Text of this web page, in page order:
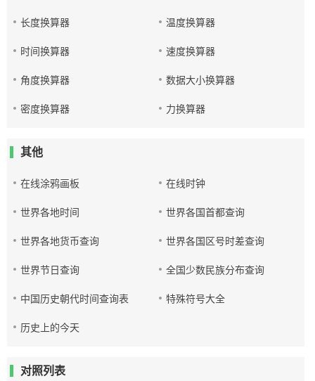
长度换算器 温度换算器
时间换算器 速度换算器
角度换算器 数据大小换算器
密度换算器 力换算器
其他
在线涂鸦画板 在线时钟
世界各地时间 世界各国首都查询
世界各地货币查询 世界各国区号时差查询
世界节日查询 全国少数民族分布查询
中国历史朝代时间查询表 特殊符号大全
历史上的今天
对照列表